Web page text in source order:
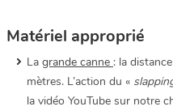
Matériel approprié
La grande canne : la
mètres. L’action du «
la vidéo YouTube sur notre